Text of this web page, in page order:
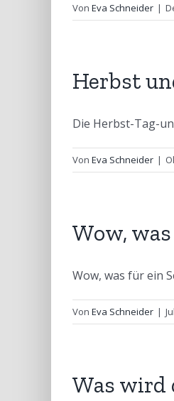
Von Eva Schneider |
Herbst
Die Herbst-Tag-
Von Eva Schneider |
Wow,
Wow, was für ein
Von Eva Schneider |
Was wird